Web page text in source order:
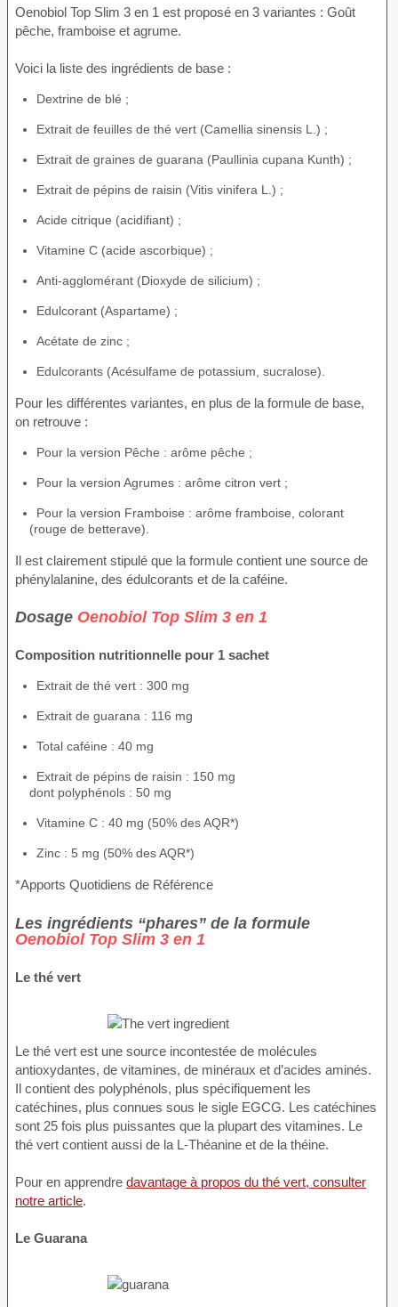
Oenobiol Top Slim 3 en 1 est proposé en 3 variantes : Goût
pêche, framboise et agrume.
Voici la liste des ingrédients de base :
Dextrine de blé ;
Extrait de feuilles de thé vert (Camellia sinensis L.) ;
Extrait de graines de guarana (Paullinia cupana Kunth) ;
Extrait de pépins de raisin (Vitis vinifera L.) ;
Acide citrique (acidifiant) ;
Vitamine C (acide ascorbique) ;
Anti-agglomérant (Dioxyde de silicium) ;
Edulcorant (Aspartame) ;
Acétate de zinc ;
Edulcorants (Acésulfame de potassium, sucralose).
Pour les différentes variantes, en plus de la formule de base,
on retrouve :
Pour la version Pêche : arôme pêche ;
Pour la version Agrumes : arôme citron vert ;
Pour la version Framboise : arôme framboise, colorant
(rouge de betterave).
Il est clairement stipulé que la formule contient une source de
phénylalanine, des édulcorants et de la caféine.
Dosage Oenobiol Top Slim 3 en 1
Composition nutritionnelle pour 1 sachet
Extrait de thé vert : 300 mg
Extrait de guarana : 116 mg
Total caféine : 40 mg
Extrait de pépins de raisin : 150 mg
dont polyphénols : 50 mg
Vitamine C : 40 mg (50% des AQR*)
Zinc : 5 mg (50% des AQR*)
*Apports Quotidiens de Référence
Les ingrédients “phares” de la formule
Oenobiol Top Slim 3 en 1
Le thé vert
Le thé vert est une source incontestée de molécules
antioxydantes, de vitamines, de minéraux et d’acides aminés.
Il contient des polyphénols, plus spécifiquement les
catéchines, plus connues sous le sigle EGCG. Les catéchines
sont 25 fois plus puissantes que la plupart des vitamines. Le
thé vert contient aussi de la L-Théanine et de la théine.
Pour en apprendre davantage à propos du thé vert, consulter
notre article.
Le Guarana